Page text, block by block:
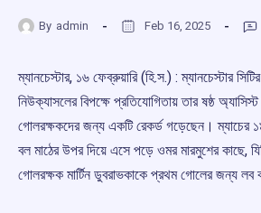
By admin Feb 16, 2025
ম্যানচেস্টার, ১৬ ফেব্রুয়ারি (হি.স.) : ম্যানচেস্টার
নিউক্যাসলের বিপক্ষে প্রতিযোগিতায় তার ষষ্ঠ অ্যাসিস্ট
গোলরক্ষকদের জন্য একটি রেকর্ড গড়েছেন। ম্যাচের
বল মাঠের উপর দিয়ে এসে পড়ে ওমর মারমুশের কাছে,
গোলরক্ষক মার্টিন ডুবরাভকাকে প্রথম গোলের জন্য লব